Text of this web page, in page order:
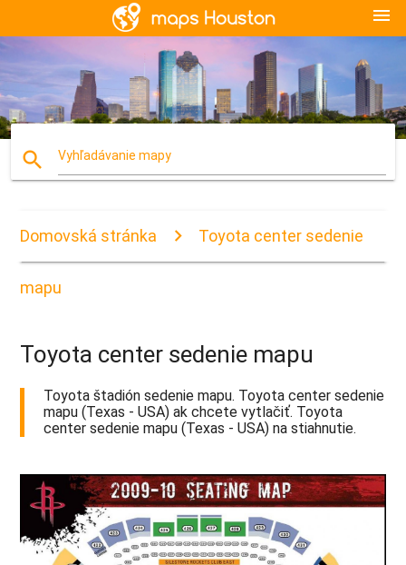
menu
search Vyhľadávanie mapy
Domovská stránka Toyota center sedenie
mapu
Toyota center sedenie mapu
Toyota štadión sedenie mapu. Toyota center sedenie
mapu (Texas - USA) ak chcete vytlačiť. Toyota
center sedenie mapu (Texas - USA) na stiahnutie.